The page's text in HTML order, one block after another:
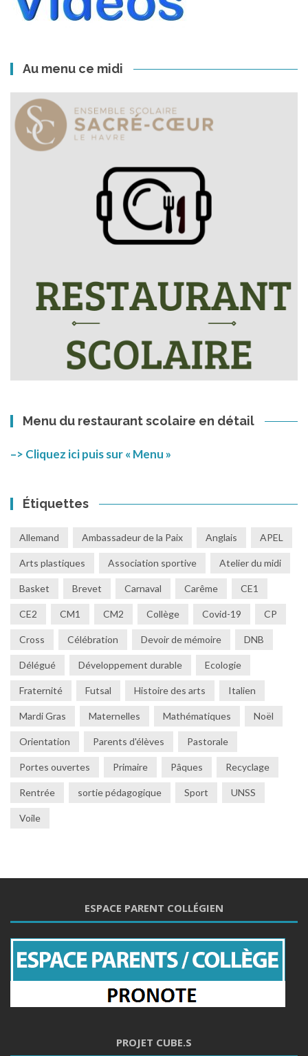
Au menu ce midi
Menu du restaurant scolaire en détail
–> Cliquez ici puis sur « Menu »
Étiquettes
Allemand Ambassadeur de la Paix Anglais APEL
Arts plastiques Association sportive Atelier du midi
Basket Brevet Carnaval Carême CE1
CE2 CM1 CM2 Collège Covid-19 CP
Cross Célébration Devoir de mémoire DNB
Délégué Développement durable Ecologie
Fraternité Futsal Histoire des arts Italien
Mardi Gras Maternelles Mathématiques Noël
Orientation Parents d'élèves Pastorale
Portes ouvertes Primaire Pâques Recyclage
Rentrée sortie pédagogique Sport UNSS
Voile
ESPACE PARENT COLLÉGIEN
PROJET CUBE.S